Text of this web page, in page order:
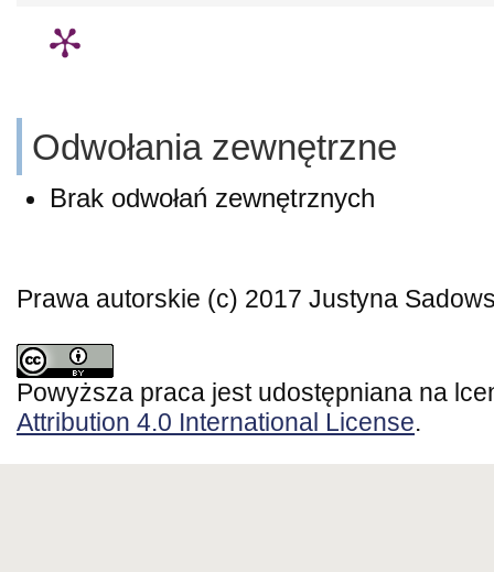
Odwołania zewnętrzne
Brak odwołań zewnętrznych
Prawa autorskie (c) 2017 Justyna
Powyższa praca jest udostępniana na
Attribution 4.0 International License.